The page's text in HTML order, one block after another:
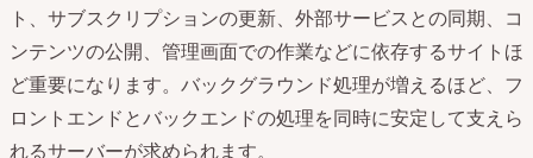
ト、サブスクリプションの更新、外部サービスとの同期、コ
ンテンツの公開、管理画面での作業などに依存するサイトほ
ど重要になります。バックグラウンド処理が増えるほど、フ
ロントエンドとバックエンドの処理を同時に安定して支えら
れるサーバーが求められます。